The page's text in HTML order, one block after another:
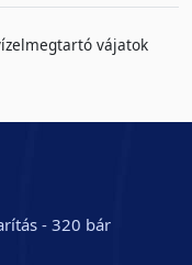
vájatok
- 320 bár